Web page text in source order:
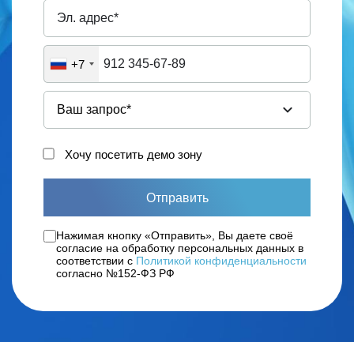
+7
Хочу посетить демо зону
Отправить
Нажимая кнопку «Отправить», Вы даете своё
согласие на обработку персональных данных в
соответствии с Политикой конфиденциальности
согласно №152-ФЗ РФ